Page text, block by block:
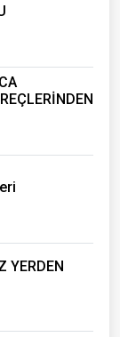
YERDEN